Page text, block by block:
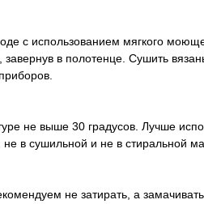
с использованием мягкого
в полотенце. Сушить
не выше 30 градусов. Лучше
в сушильной и не в стиральной
не затирать, а